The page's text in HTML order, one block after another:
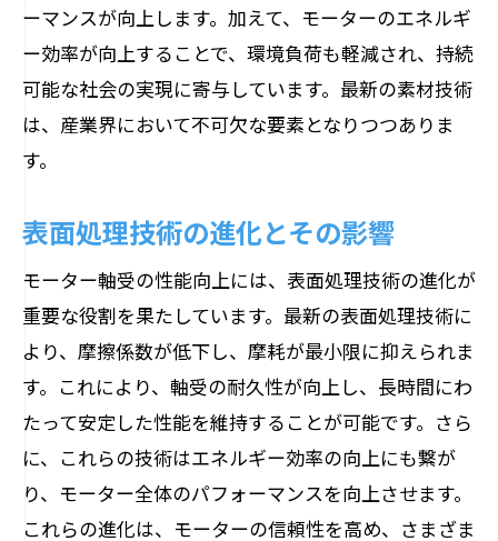
ーマンスが向上します。加えて、モーターのエネルギ
ー効率が向上することで、環境負荷も軽減され、持続
可能な社会の実現に寄与しています。最新の素材技術
は、産業界において不可欠な要素となりつつありま
す。
表面処理技術の進化とその影響
モーター軸受の性能向上には、表面処理技術の進化が
重要な役割を果たしています。最新の表面処理技術に
より、摩擦係数が低下し、摩耗が最小限に抑えられま
す。これにより、軸受の耐久性が向上し、長時間にわ
たって安定した性能を維持することが可能です。さら
に、これらの技術はエネルギー効率の向上にも繋が
り、モーター全体のパフォーマンスを向上させます。
これらの進化は、モーターの信頼性を高め、さまざま